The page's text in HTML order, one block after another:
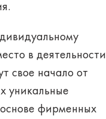
в деятельности
свое начало от
уникальные
основе фирменных